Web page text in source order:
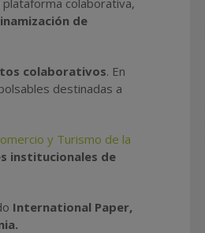
plataforma colaborativa,
de
colaborativos. En
destinadas a
y Turismo de la
institucionales de
International Paper,